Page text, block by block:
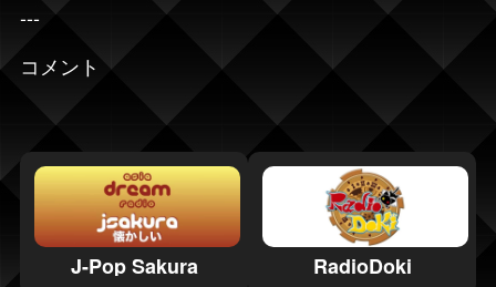
---
コメント
J-Pop Sakura RadioDoki